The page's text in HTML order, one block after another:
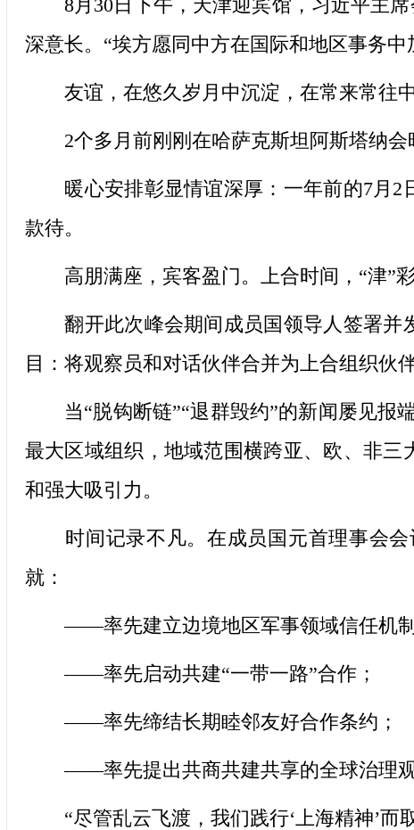
8月30日下午，天津迎宾馆，习近平主席
深意长。“埃方愿同中方在国际和地区事务中
友谊，在悠久岁月中沉淀，在常来常往中
2个多月前刚刚在哈萨克斯坦阿斯塔纳会
暖心安排彰显情谊深厚：一年前的7月2
款待。
高朋满座，宾客盈门。上合时间，“津”彩
翻开此次峰会期间成员国领导人签署并
目：将观察员和对话伙伴合并为上合组织伙
当“脱钩断链”“退群毁约”的新闻屡见报
最大区域组织，地域范围横跨亚、欧、非
和强大吸引力。
时间记录不凡。在成员国元首理事会会
就：
——率先建立边境地区军事领域信任机制
——率先启动共建“一带一路”合作；
——率先缔结长期睦邻友好合作条约；
——率先提出共商共建共享的全球治理
“尽管乱云飞渡，我们践行‘上海精神’而